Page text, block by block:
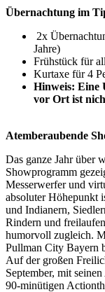
Übernachtung im
2x
Jahre)
Frühstück für
Kurtaxe für 4
Hinweis: Eine
vor Ort ist
Atemberaubende
Das ganze Jahr über
Showprogramm
Messerwerfer und
absoluter Höhepunkt
und Indianern,
Rindern und
humorvoll zugleich.
Pullman City Bayern
Auf der großen
September, mit
90-minütigen